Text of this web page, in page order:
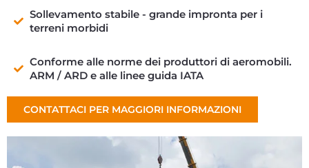
Sollevamento stabile - grande impronta per i
terreni morbidi
Conforme alle norme dei produttori di aeromobili.
ARM / ARD e alle linee guida IATA
CONTATTACI PER MAGGIORI INFORMAZIONI